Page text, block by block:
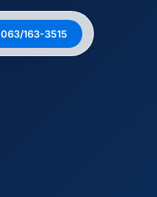
063/163-3515